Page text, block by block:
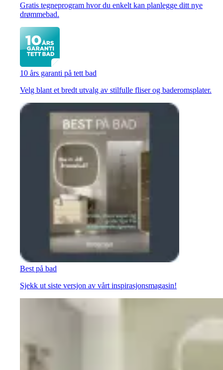
Gratis tegneprogram hvor du enkelt kan planlegge ditt nye
drømmebad.
10 års garanti på tett bad
Velg blant et bredt utvalg av stilfulle fliser og baderomsplater.
Best på bad
Sjekk ut siste versjon av vårt inspirasjonsmagasin!